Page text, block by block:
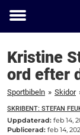
Toggle
Kristine
ord efter
Sportbibeln » Skidor
SKRIBENT: STEFAN
Uppdaterad: feb 14,
Publicerad: feb 14,